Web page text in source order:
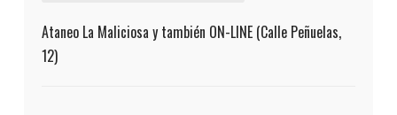
Ataneo La Maliciosa y también ON-LINE (Calle Peñuelas,
12)